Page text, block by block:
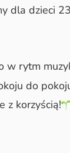
dla dzieci
w rytm
do
z korzyścią!